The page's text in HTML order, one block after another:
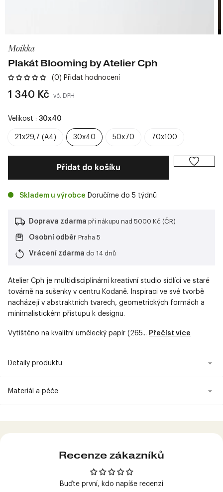
Moikka
Plakát Blooming by Atelier Cph
(0) Přidat hodnocení
1 340 Kč
cena
vč. DPH
Velikost : 30x40
21x29,7 (A4) 30x40 50x70 70x100
Přidat do košíku
Skladem u výrobce Doručíme do 5 týdnů
Doprava zdarma při nákupu nad 5000 Kč (ČR)
Osobní odběr Praha 5
Vrácení zdarma do 14 dnů
Atelier Cph je multidisciplinární kreativní studio sídlící ve staré
továrně na sušenky v centru Kodaně. Inspiraci ve své tvorbě
nacházejí v abstraktních tvarech, geometrických formách a
minimalistickém přístupu k designu.
Vytištěno na kvalitní umělecký papír (265... Přečíst více
Detaily produktu
Materiál a péče
Recenze zákazníků
Buďte první, kdo napíše recenzi